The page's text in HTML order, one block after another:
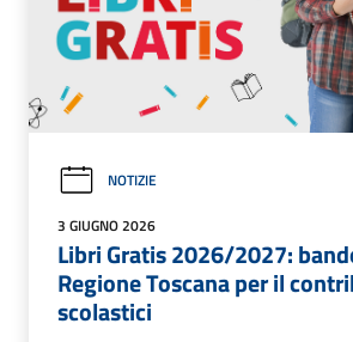
NOTIZIE
3 GIUGNO 2026
Libri Gratis 2026/2027:
Regione Toscana per il
scolastici